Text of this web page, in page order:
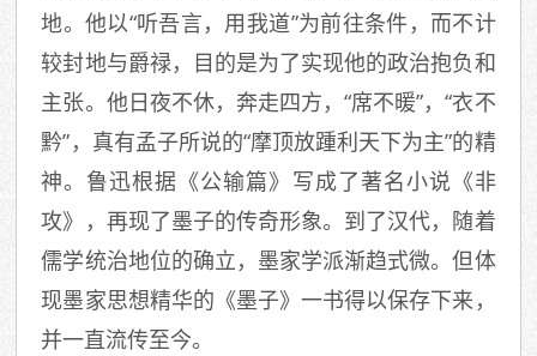
地。他以“听吾言，用我道”为前往条件，而不计
较封地与爵禄，目的是为了实现他的政治抱负和
主张。他日夜不休，奔走四方，“席不暖”，“衣不
黔”，真有孟子所说的“摩顶放踵利天下为主”的精
神。鲁迅根据《公输篇》写成了著名小说《非
攻》，再现了墨子的传奇形象。到了汉代，随着
儒学统治地位的确立，墨家学派渐趋式微。但体
现墨家思想精华的《墨子》一书得以保存下来，
并一直流传至今。